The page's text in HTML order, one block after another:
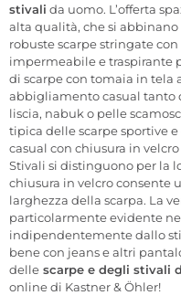
stivali da uomo. L’offerta
alta qualità, che si
robuste scarpe stringate
impermeabile e traspirante
di scarpe con tomaia in tela
abbigliamento casual
liscia, nabuk o pelle
tipica delle scarpe sportive
casual con chiusura in
Stivali si distinguono per la
chiusura in velcro consente
larghezza della scarpa. La
particolarmente evidente
indipendentemente dallo
bene con jeans e altri
delle scarpe e degli stivali
online di Kastner & Öhler!